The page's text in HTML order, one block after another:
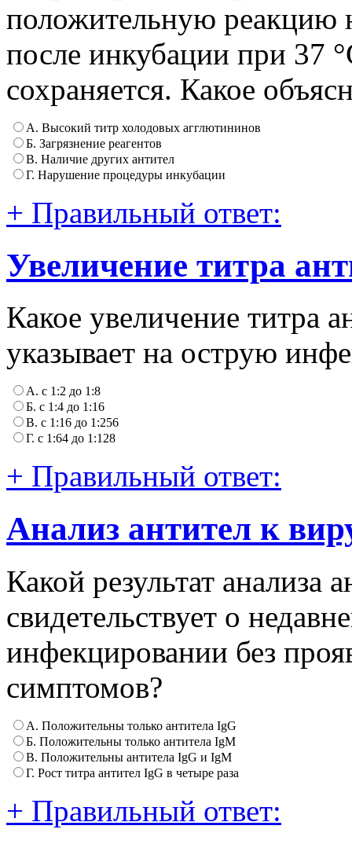
положительную реакцию
после инкубации при 37
сохраняется. Какое
А. Высокий титр холодовых агглютининов
Б. Загрязнение реагентов
В. Наличие других антител
Г. Нарушение процедуры инкубации
+ Правильный ответ:
Увеличение титра
Какое увеличение титра
указывает на острую
А. c 1:2 до 1:8
Б. c 1:4 до 1:16
В. с 1:16 до 1:256
Г. с 1:64 до 1:128
+ Правильный ответ:
Анализ антител к
Какой результат анализа
свидетельствует о
инфекцировании без
симптомов?
А. Положительны только антитела IgG
Б. Положительны только антитела IgM
В. Положительны антитела IgG и IgM
Г. Рост титра антител IgG в четыре раза
+ Правильный ответ: